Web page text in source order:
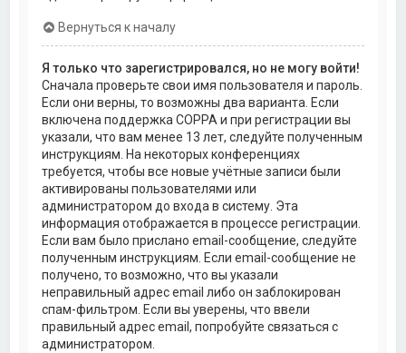
Вернуться к началу
Я только что зарегистрировался, но не могу войти!
Сначала проверьте свои имя пользователя и пароль.
Если они верны, то возможны два варианта. Если
включена поддержка COPPA и при регистрации вы
указали, что вам менее 13 лет, следуйте полученным
инструкциям. На некоторых конференциях
требуется, чтобы все новые учётные записи были
активированы пользователями или
администратором до входа в систему. Эта
информация отображается в процессе регистрации.
Если вам было прислано email-сообщение, следуйте
полученным инструкциям. Если email-сообщение не
получено, то возможно, что вы указали
неправильный адрес email либо он заблокирован
спам-фильтром. Если вы уверены, что ввели
правильный адрес email, попробуйте связаться с
администратором.